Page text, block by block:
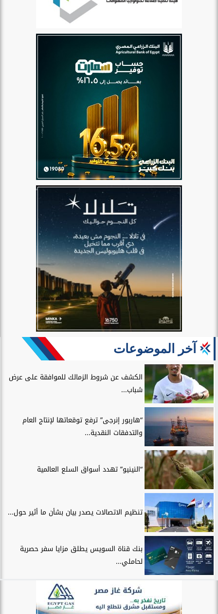
آخر الموضوعات
الكشف عن شروط الزمالك للموافقة على عرض
شباب...
“هاربور إنرجى” ترفع توقعاتها لإنتاج العام
والتدفقات النقدية...
“النينيو” تهدد أسواق السلع العالمية
تنظيم الاتصالات يصدر بيان بشأن ما أثير حول...
بنك قناة السويس يطلق مزايا سفر حصرية
لحاملي...